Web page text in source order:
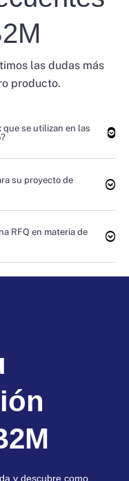
las dudas más
producto.
se utilizan en las
su proyecto de
RFQ en materia de
y descubre como